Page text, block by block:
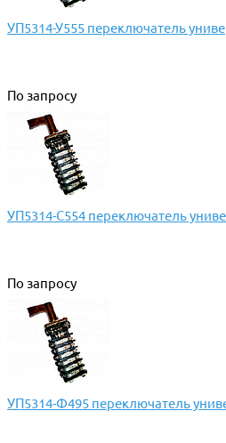
УП5314-У555 переключатель
По запросу
УП5314-С554 переключатель
По запросу
УП5314-Ф495 переключатель